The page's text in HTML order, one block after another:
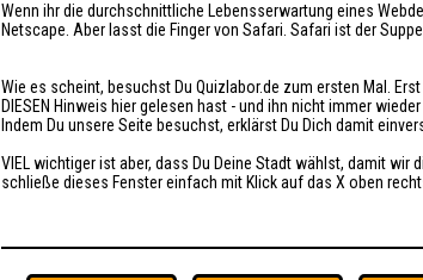
Wenn ihr die durchschnittliche Lebensserwartung eines
Netscape. Aber lasst die Finger von Safari. Safari ist der
Wie es scheint, besuchst Du Quizlabor.de zum ersten Mal.
DIESEN Hinweis hier gelesen hast - und ihn nicht immer
Indem Du unsere Seite besuchst, erklärst Du Dich damit
VIEL wichtiger ist aber, dass Du Deine Stadt wählst, damit
schließe dieses Fenster einfach mit Klick auf das X oben